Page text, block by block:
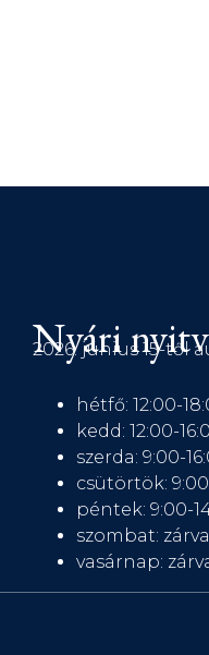
Nyári
2026. június 15-től
hétfő: 12:00-
kedd: 12:00-
szerda: 9:00-
csütörtök:
péntek: 9:00-
szombat: zárva
vasárnap: